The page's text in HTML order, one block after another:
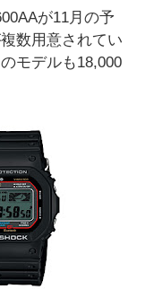
が11月の予
数用意されてい
モデルも18,000